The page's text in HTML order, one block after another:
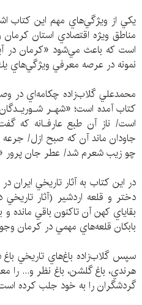
يكي از ويژگي‌هاي مهم اين كتاب
مناطق ويژه اقتصادي استان
است كه باعث مي‌شود «كرمان در
نمونه‌ در عرصه معرفي ويژگي‌هاي
محمدعلي گلاب‌زاده چكامه‌اي در
كتاب آمده است؛ «شهـر
است/ ناز آن طبع عارفـانه كه
جاودان ماند آن كه صبح ازل/
چو زيب شعرم شد/ عطر جان پرور
در اين كتاب به آثار تاريخي ايران
دختر و قلعه اردشير (آثار
بقاياي كهن آن تاكنون باقي مانده
بابكان قلعه‌هاي مهمي در كرمان
سپس گلاب‌زاده باغ‌هاي تاريخي باغ
هرندي، باغ گلشن، باغ نظر و... را
گردشگران را به خود جلب كرده